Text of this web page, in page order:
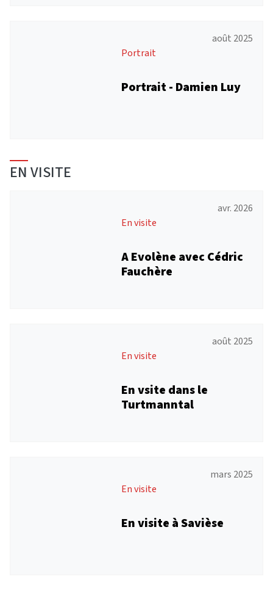
août 2025
Portrait
Portrait - Damien Luy
EN VISITE
avr. 2026
En visite
A Evolène avec Cédric
Fauchère
août 2025
En visite
En vsite dans le
Turtmanntal
mars 2025
En visite
En visite à Savièse